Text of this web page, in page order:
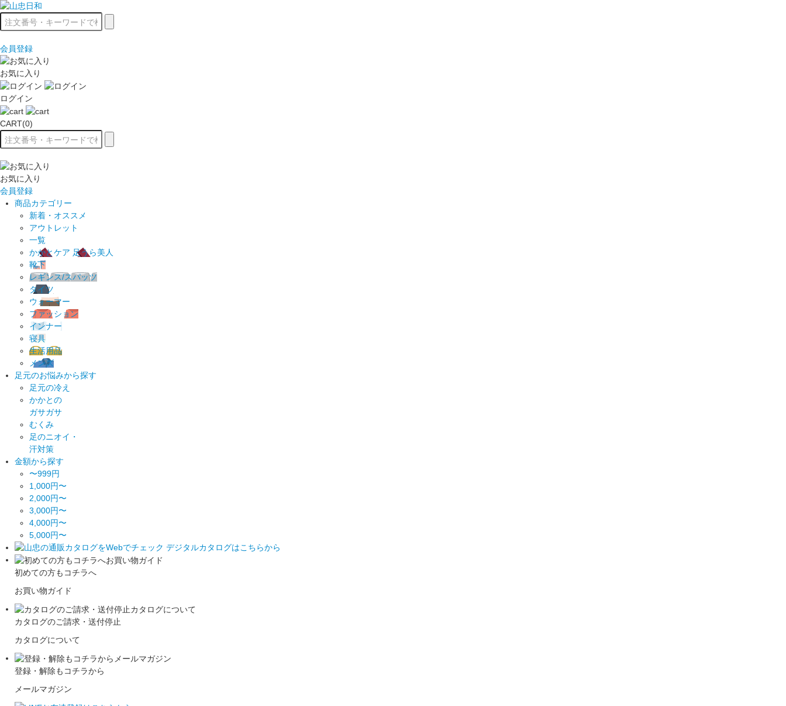
会員登録
お気に入り
ログイン
CART(0)
お気に入り
会員登録
商品カテゴリー
新着・オススメ
アウトレット
一覧
かかとケア 足うら美人
靴下
レギンス/スパッツ
タイツ
ウォーマー
ファッション
インナー
寝具
生活用品
メンズ
足元のお悩みから探す
足元の冷え
かかとの
ガサガサ
むくみ
足のニオイ・
汗対策
金額から探す
〜999円
1,000円〜
2,000円〜
3,000円〜
4,000円〜
5,000円〜
初めての方もコチラへ
お買い物ガイド
カタログのご請求・送付停止
カタログについて
登録・解除もコチラから
メールマガジン